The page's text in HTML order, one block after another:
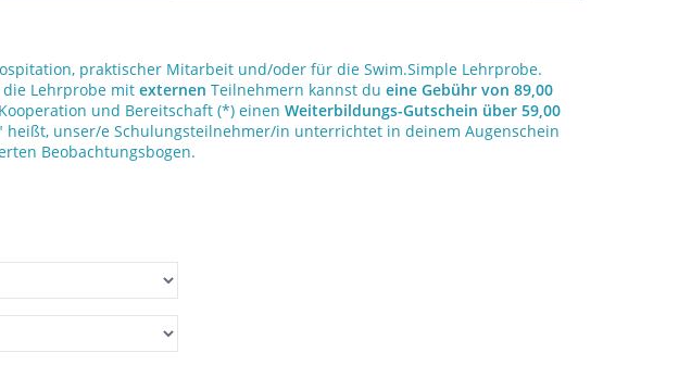
praktischer Mitarbeit und/oder für die Swim.Simple Lehrprobe.
Lehrprobe mit externen Teilnehmern kannst du eine Gebühr von 89,00
und Bereitschaft (*) einen Weiterbildungs-Gutschein über 59,00
unser/e Schulungsteilnehmer/in unterrichtet in deinem Augenschein
Beobachtungsbogen.